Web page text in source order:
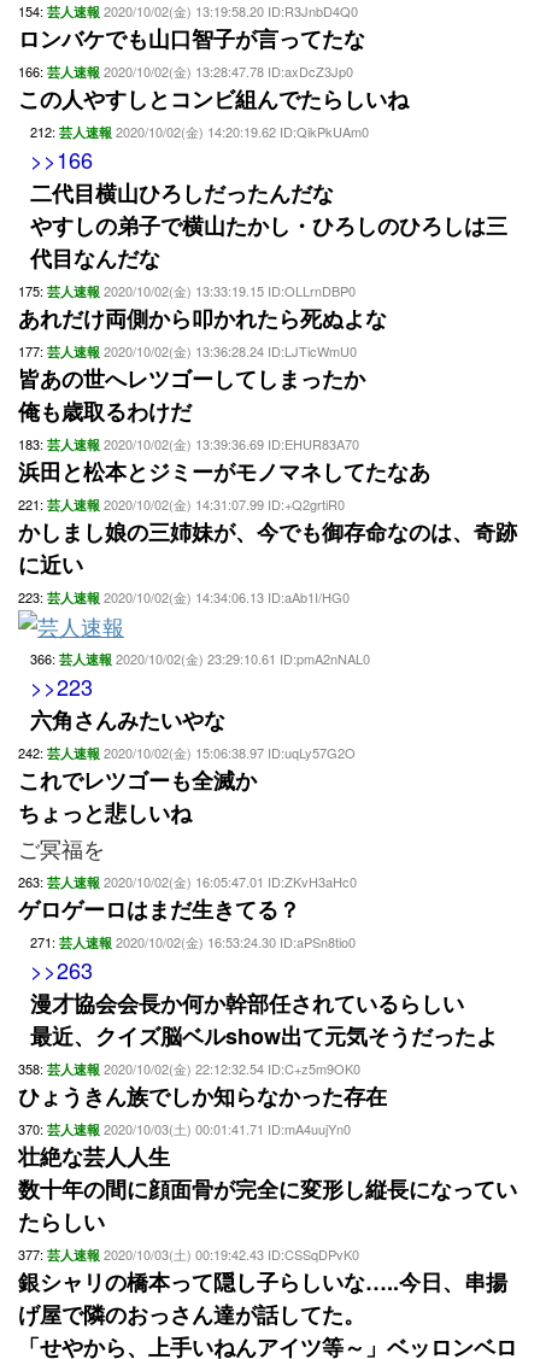
154: 芸人速報 2020/10/02(金) 13:19:58.20 ID:R3JnbD4Q0
ロンバケでも山口智子が言ってたな
166: 芸人速報 2020/10/02(金) 13:28:47.78 ID:axDcZ3Jp0
この人やすしとコンビ組んでたらしいね
212: 芸人速報 2020/10/02(金) 14:20:19.62 ID:QikPkUAm0
>>166
二代目横山ひろしだったんだな
やすしの弟子で横山たかし・ひろしのひろしは三
代目なんだな
175: 芸人速報 2020/10/02(金) 13:33:19.15 ID:OLLrnDBP0
あれだけ両側から叩かれたら死ぬよな
177: 芸人速報 2020/10/02(金) 13:36:28.24 ID:LJTicWmU0
皆あの世へレツゴーしてしまったか
俺も歳取るわけだ
183: 芸人速報 2020/10/02(金) 13:39:36.69 ID:EHUR83A70
浜田と松本とジミーがモノマネしてたなあ
221: 芸人速報 2020/10/02(金) 14:31:07.99 ID:+Q2grtiR0
かしまし娘の三姉妹が、今でも御存命なのは、奇跡
に近い
223: 芸人速報 2020/10/02(金) 14:34:06.13 ID:aAb1I/HG0
366: 芸人速報 2020/10/02(金) 23:29:10.61 ID:pmA2nNAL0
>>223
六角さんみたいやな
242: 芸人速報 2020/10/02(金) 15:06:38.97 ID:uqLy57G2O
これでレツゴーも全滅か
ちょっと悲しいね
ご冥福を
263: 芸人速報 2020/10/02(金) 16:05:47.01 ID:ZKvH3aHc0
ゲロゲーロはまだ生きてる？
271: 芸人速報 2020/10/02(金) 16:53:24.30 ID:aPSn8tio0
>>263
漫才協会会長か何か幹部任されているらしい
最近、クイズ脳ベルshow出て元気そうだったよ
358: 芸人速報 2020/10/02(金) 22:12:32.54 ID:C+z5m9OK0
ひょうきん族でしか知らなかった存在
370: 芸人速報 2020/10/03(土) 00:01:41.71 ID:mA4uujYn0
壮絶な芸人人生
数十年の間に顔面骨が完全に変形し縦長になってい
たらしい
377: 芸人速報 2020/10/03(土) 00:19:42.43 ID:CSSqDPvK0
銀シャリの橋本って隠し子らしいな…..今日、串揚
げ屋で隣のおっさん達が話してた。
「せやから、上手いねんアイツ等～」ベッロンベロ